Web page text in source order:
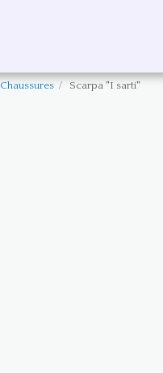
Chaussures Scarpa "I sarti"